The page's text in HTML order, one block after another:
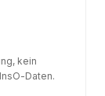
kein
Daten.